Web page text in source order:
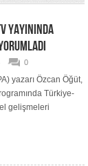
YAYININDA
0
yazarı Özcan Öğüt,
Türkiye-
gelişmeleri